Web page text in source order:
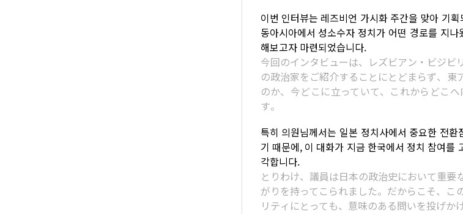
이번 인터뷰는 레즈비언 가시화 주간을 맞아 기
동아시아에서 성소수자 정치가 어떤 경로를 지
해보고자 마련되었습니다.
今回のインタビューは、レズビアン・ビジ
の政治家をご紹介することにとどまらず、
のか、今どこに立っていて、これからどこ
す。
특히 의원님께서는 일본 정치사에서 중요한 전
기 때문에, 이 대화가 지금 한국에서 정치 참여를
각합니다.
とりわけ、議員は日本の政治史において重
がりを持ってこられました。だからこそ、
リティにとっても、意味のある問いを投げか